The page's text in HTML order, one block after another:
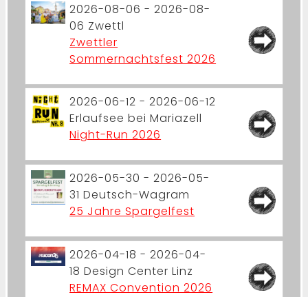
2026-08-06 - 2026-08-
06 Zwettl
Zwettler
Sommernachtsfest 2026
2026-06-12 - 2026-06-12
Erlaufsee bei Mariazell
Night-Run 2026
2026-05-30 - 2026-05-
31 Deutsch-Wagram
25 Jahre Spargelfest
2026-04-18 - 2026-04-
18 Design Center Linz
REMAX Convention 2026